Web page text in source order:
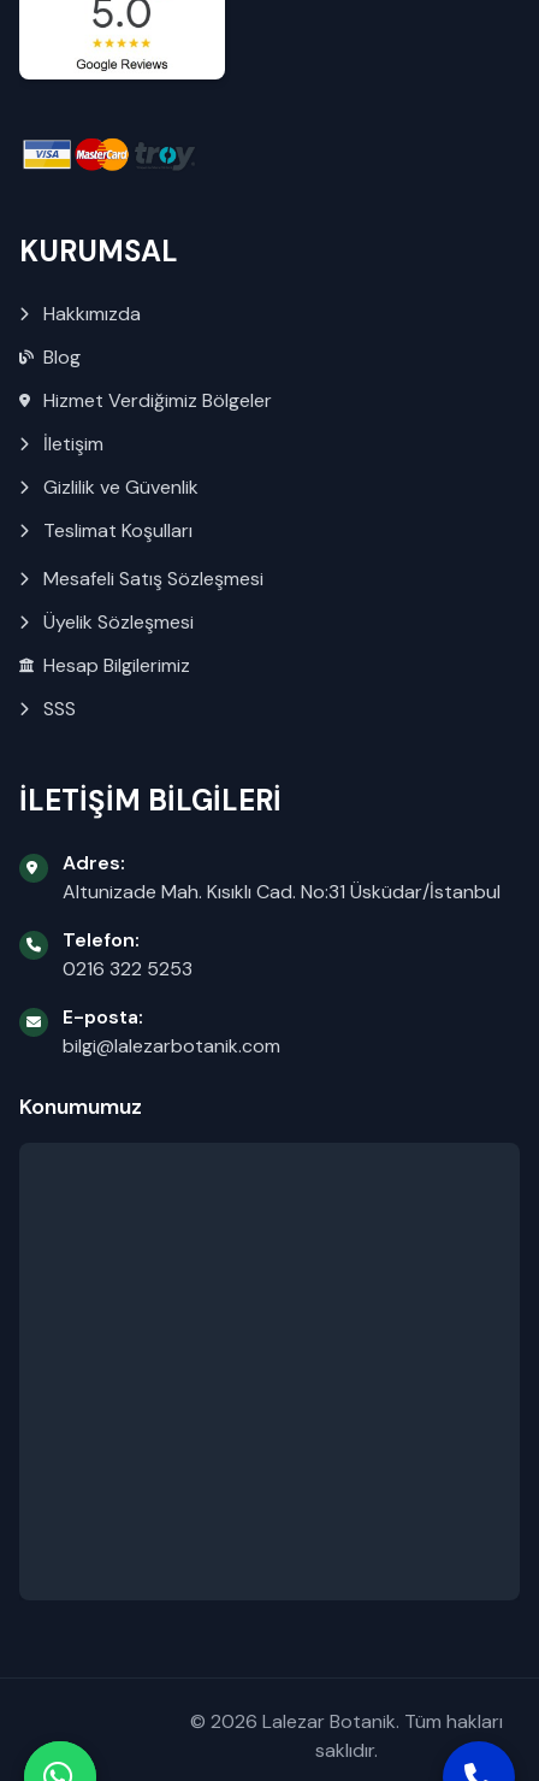
KURUMSAL
Hakkımızda
Blog
Hizmet Verdiğimiz Bölgeler
İletişim
Gizlilik ve Güvenlik
Teslimat Koşulları
Mesafeli Satış Sözleşmesi
Üyelik Sözleşmesi
Hesap Bilgilerimiz
SSS
İLETİŞİM BİLGİLERİ
Adres:
Altunizade Mah. Kısıklı Cad. No:31 Üsküdar/İstanbul
Telefon:
0216 322 5253
E-posta:
bilgi@lalezarbotanik.com
Konumumuz
© 2026 Lalezar Botanik. Tüm hakları
saklıdır.